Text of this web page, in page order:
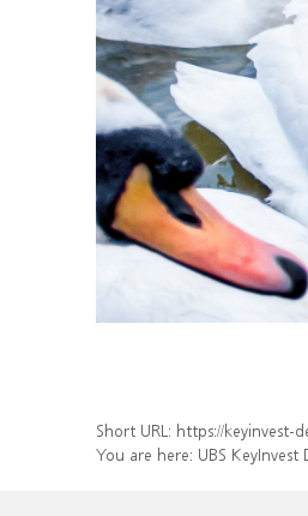
Short URL: https://keyinvest-
You are here: UBS KeyInvest